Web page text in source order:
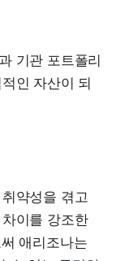
기관 포트폴리
인 자산이 되
약성을 겪고
이를 강조한
애리조나는